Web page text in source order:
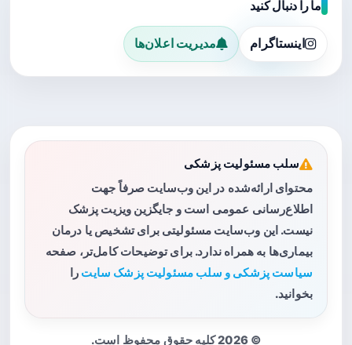
ما را دنبال کنید
اینستاگرام مدیریت اعلان‌ها
سلب مسئولیت پزشکی
محتوای ارائه‌شده در این وب‌سایت صرفاً جهت
اطلاع‌رسانی عمومی است و جایگزین ویزیت پزشک
نیست. این وب‌سایت مسئولیتی برای تشخیص یا درمان
بیماری‌ها به همراه ندارد. برای توضیحات کامل‌تر، صفحه
سیاست پزشکی و سلب مسئولیت پزشک سایت را
بخوانید.
© 2026 کلیه حقوق محفوظ است.